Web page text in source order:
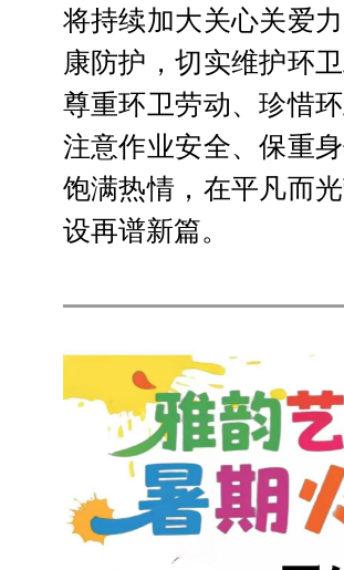
将持续加大关心关爱
康防护，切实维护环
尊重环卫劳动、珍惜
注意作业安全、保重
饱满热情，在平凡而
设再谱新篇。